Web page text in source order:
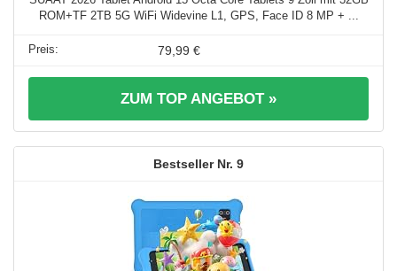
ROM+TF 2TB 5G WiFi Widevine L1, GPS, Face ID 8 MP + ...
79,99 €
ZUM TOP ANGEBOT »
9